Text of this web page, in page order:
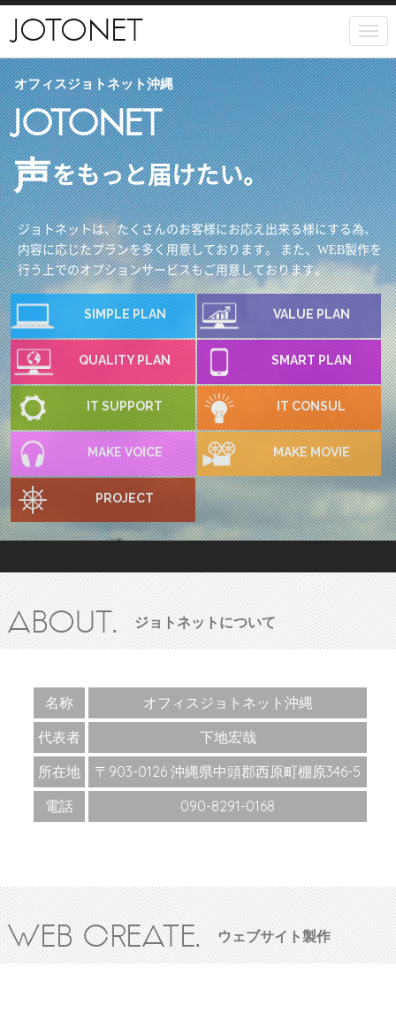
JOTONET
ABOUT US.
オフィスジョトネット沖縄
JOTONET
声をもっと届けたい。
ジョトネットは、たくさんのお客様にお応え出来る様にする為、
内容に応じたプランを多く用意しております。 また、WEB製作を
行う上でのオプションサービスもご用意しております。
SIMPLE PLAN VALUE PLAN
QUALITY PLAN SMART PLAN
IT SUPPORT IT CONSUL
MAKE VOICE MAKE MOVIE
PROJECT
ABOUT. ジョトネットについて
名称
オフィスジョトネット沖縄
代表者
下地宏哉
所在地
〒903-0126 沖縄県中頭郡西原町棚原346-5
電話
090-8291-0168
WEB CREATE. ウェブサイト製作